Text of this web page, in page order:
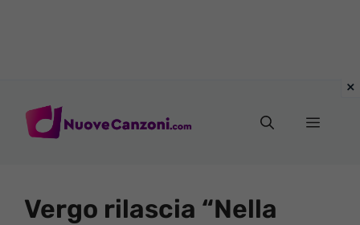
Menu
Vergo rilascia “Nella